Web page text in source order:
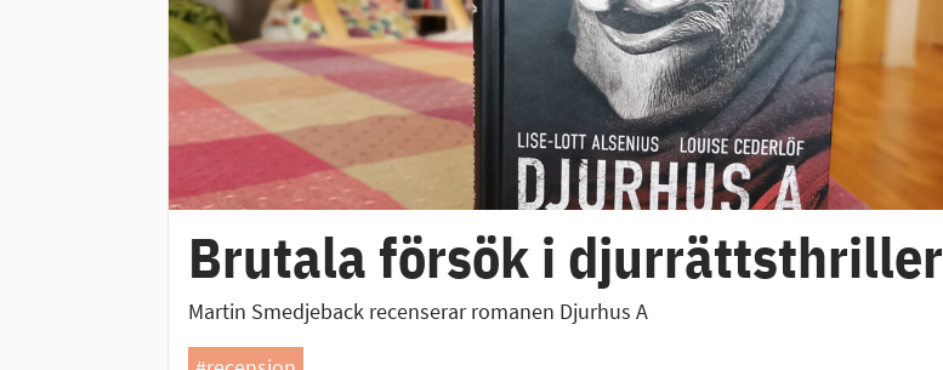
Brutala försök i djurrättsthriller
Martin Smedjeback recenserar romanen Djurhus A